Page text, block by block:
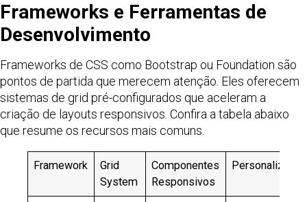
Frameworks e Ferramentas de
Desenvolvimento
Frameworks de CSS como Bootstrap ou Foundation são
pontos de partida que merecem atenção. Eles oferecem
sistemas de grid pré-configurados que aceleram a
criação de layouts responsivos. Confira a tabela abaixo
que resume os recursos mais comuns.
Framework
Grid
System
Componentes
Responsivos
Personalização